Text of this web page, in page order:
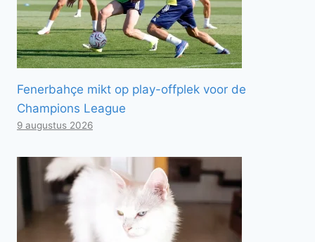
Fenerbahçe mikt op play-offplek voor de
Champions League
9 augustus 2026